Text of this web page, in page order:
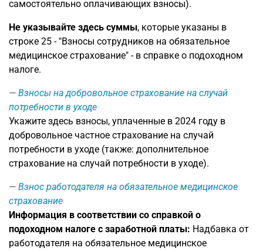
самостоятельно оплачивающих взносы).
Не указывайте здесь суммы, которые указаны в
строке 25 - "Взносы сотрудников на обязательное
медицинское страхование" - в справке о подоходном
налоге.
Взносы на добровольное страхование на случай
потребности в уходе
Укажите здесь взносы, уплаченные в 2024 году в
добровольное частное страхование на случай
потребности в уходе (также: дополнительное
страхование на случай потребности в уходе).
Взнос работодателя на обязательное медицинское
страхование
Информация в соответствии со справкой о
подоходном налоге с заработной платы: Надбавка от
работодателя на обязательное медицинское